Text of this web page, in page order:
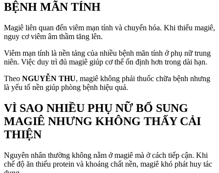
BỆNH MÃN TÍNH
Magiê liên quan đến viêm mạn tính và chuyển hóa. Khi thiếu magiê,
nguy cơ viêm âm thầm tăng lên.
Viêm mạn tính là nền tảng của nhiều bệnh mãn tính ở phụ nữ trung
niên. Việc duy trì đủ magiê giúp cơ thể ổn định hơn trong dài hạn.
Theo NGUYỄN THU, magiê không phải thuốc chữa bệnh nhưng
là yếu tố nền giúp phòng bệnh hiệu quả.
VÌ SAO NHIỀU PHỤ NỮ BỔ SUNG
MAGIÊ NHƯNG KHÔNG THẤY CẢI
THIỆN
Nguyên nhân thường không nằm ở magiê mà ở cách tiếp cận. Khi
chế độ ăn thiếu protein và khoáng chất nền, magiê khó phát huy tác